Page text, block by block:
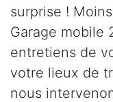
surprise !
Garage mobile
entretiens de
votre lieux de
nous